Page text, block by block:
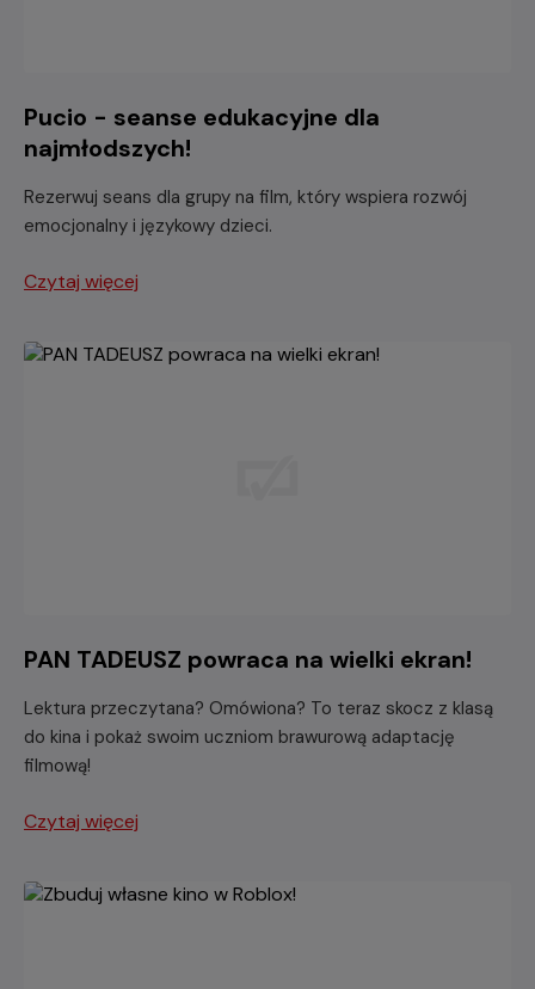
Pucio - seanse edukacyjne dla
najmłodszych!
Rezerwuj seans dla grupy na film, który wspiera rozwój
emocjonalny i językowy dzieci.
Czytaj więcej
PAN TADEUSZ powraca na wielki ekran!
Lektura przeczytana? Omówiona? To teraz skocz z klasą
do kina i pokaż swoim uczniom brawurową adaptację
filmową!
Czytaj więcej